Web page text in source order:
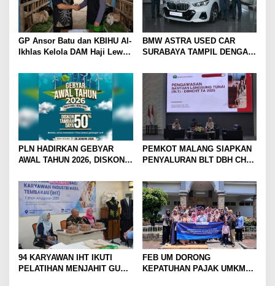
GP Ansor Batu dan KBIHU Al-
Ikhlas Kelola DAM Haji Lewat
BMW ASTRA USED CAR
SURABAYA TAMPIL DENGAN
PELANGGAN DI JATIM
DENGAN FASILITAS
PREMIUM
PLN HADIRKAN GEBYAR
AWAL TAHUN 2026, DISKON
PERSEN
PEMKOT MALANG SIAPKAN
PENYALURAN BLT DBH CHT
ROKOK
94 KARYAWAN IHT IKUTI
PELATIHAN MENJAHIT GUNA
FEB UM DORONG
KEPATUHAN PAJAK UMKM